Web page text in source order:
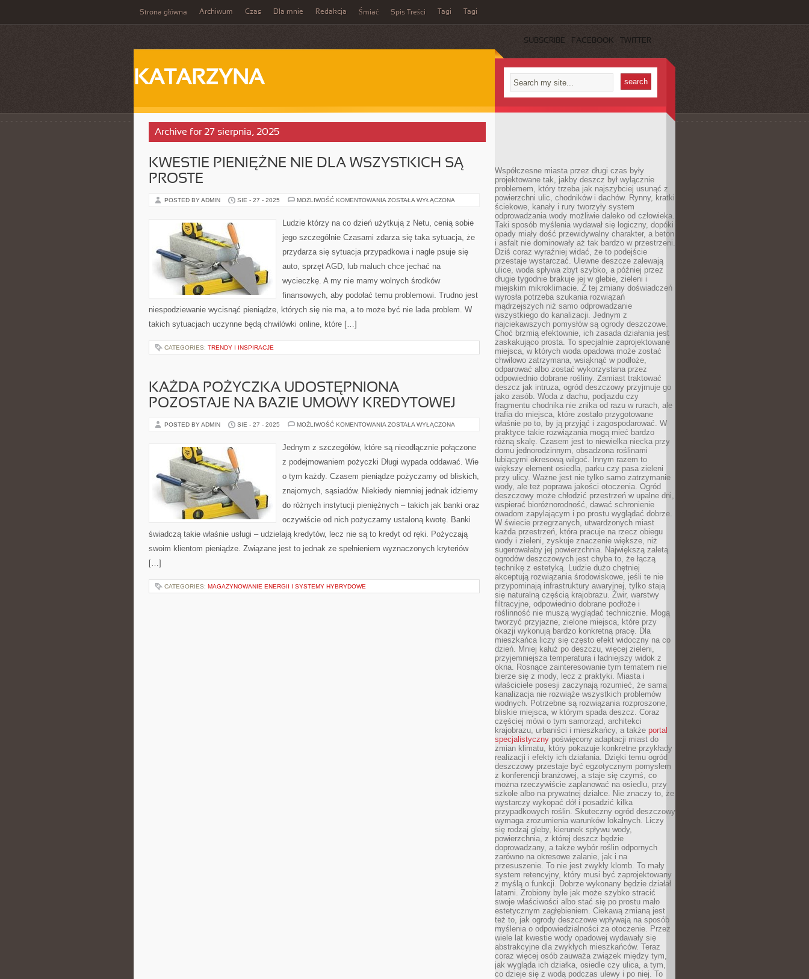
Strona główna Archiwum Czas Dla mnie Redakcja Śmiać Spis Treści Tagi Tagi
SUBSCRIBE FACEBOOK TWITTER
KATARZYNA
Archive for 27 sierpnia, 2025
KWESTIE PIENIĘŻNE NIE DLA WSZYSTKICH SĄ
PROSTE
POSTED BY ADMIN SIE - 27 - 2025 MOŻLIWOŚĆ KOMENTOWANIA KWESTIE
DLA
WSZYSTKICH
PROSTE
ZOSTAŁA WYŁĄCZONA
Ludzie którzy na co dzień użytkują z Netu, cenią sobie
jego szczególnie Czasami zdarza się taka sytuacja, że
przydarza się sytuacja przypadkowa i nagle psuje się
auto, sprzęt AGD, lub maluch chce jechać na
wycieczkę. A my nie mamy wolnych środków
finansowych, aby podołać temu problemowi. Trudno jest
niespodziewanie wycisnąć pieniądze, których się nie ma, a to może być nie lada problem. W
takich sytuacjach uczynne będą chwilówki online, które […]
CATEGORIES: TRENDY I INSPIRACJE
KAŻDA POŻYCZKA UDOSTĘPNIONA
POZOSTAJE NA BAZIE UMOWY KREDYTOWEJ
POSTED BY ADMIN SIE - 27 - 2025 MOŻLIWOŚĆ KOMENTOWANIA KAŻDA
POZOSTAJE
NA
UMOWY
ZOSTAŁA WYŁĄCZONA
Jednym z szczegółów, które są nieodłącznie połączone
z podejmowaniem pożyczki Długi wypada oddawać. Wie
o tym każdy. Czasem pieniądze pożyczamy od bliskich,
znajomych, sąsiadów. Niekiedy niemniej jednak idziemy
do różnych instytucji pieniężnych – takich jak banki oraz
oczywiście od nich pożyczamy ustaloną kwotę. Banki
świadczą takie właśnie usługi – udzielają kredytów, lecz nie są to kredyt od ręki. Pożyczają
swoim klientom pieniądze. Związane jest to jednak ze spełnieniem wyznaczonych kryteriów
[…]
CATEGORIES: MAGAZYNOWANIE ENERGII I SYSTEMY HYBRYDOWE
Współczesne miasta przez długi czas były
projektowane tak, jakby deszcz był wyłącznie
problemem, który trzeba jak najszybciej usunąć z
powierzchni ulic, chodników i dachów. Rynny, kratki
ściekowe, kanały i rury tworzyły system
odprowadzania wody możliwie daleko od człowieka.
Taki sposób myślenia wydawał się logiczny, dopóki
opady miały dość przewidywalny charakter, a beton
i asfalt nie dominowały aż tak bardzo w przestrzeni.
Dziś coraz wyraźniej widać, że to podejście
przestaje wystarczać. Ulewne deszcze zalewają
ulice, woda spływa zbyt szybko, a później przez
długie tygodnie brakuje jej w glebie, zieleni i
miejskim mikroklimacie. Z tej zmiany doświadczeń
wyrosła potrzeba szukania rozwiązań
mądrzejszych niż samo odprowadzanie
wszystkiego do kanalizacji. Jednym z
najciekawszych pomysłów są ogrody deszczowe.
Choć brzmią efektownie, ich zasada działania jest
zaskakująco prosta. To specjalnie zaprojektowane
miejsca, w których woda opadowa może zostać
chwilowo zatrzymana, wsiąknąć w podłoże,
odparować albo zostać wykorzystana przez
odpowiednio dobrane rośliny. Zamiast traktować
deszcz jak intruza, ogród deszczowy przyjmuje go
jako zasób. Woda z dachu, podjazdu czy
fragmentu chodnika nie znika od razu w rurach, ale
trafia do miejsca, które zostało przygotowane
właśnie po to, by ją przyjąć i zagospodarować. W
praktyce takie rozwiązania mogą mieć bardzo
różną skalę. Czasem jest to niewielka niecka przy
domu jednorodzinnym, obsadzona roślinami
lubiącymi okresową wilgoć. Innym razem to
większy element osiedla, parku czy pasa zieleni
przy ulicy. Ważne jest nie tylko samo zatrzymanie
wody, ale też poprawa jakości otoczenia. Ogród
deszczowy może chłodzić przestrzeń w upalne dni,
wspierać bioróżnorodność, dawać schronienie
owadom zapylającym i po prostu wyglądać dobrze.
W świecie przegrzanych, utwardzonych miast
każda przestrzeń, która pracuje na rzecz obiegu
wody i zieleni, zyskuje znaczenie większe, niż
sugerowałaby jej powierzchnia. Największą zaletą
ogrodów deszczowych jest chyba to, że łączą
technikę z estetyką. Ludzie dużo chętniej
akceptują rozwiązania środowiskowe, jeśli te nie
przypominają infrastruktury awaryjnej, tylko stają
się naturalną częścią krajobrazu. Żwir, warstwy
filtracyjne, odpowiednio dobrane podłoże i
roślinność nie muszą wyglądać technicznie. Mogą
tworzyć przyjazne, zielone miejsca, które przy
okazji wykonują bardzo konkretną pracę. Dla
mieszkańca liczy się często efekt widoczny na co
dzień. Mniej kałuż po deszczu, więcej zieleni,
przyjemniejsza temperatura i ładniejszy widok z
okna. Rosnące zainteresowanie tym tematem nie
bierze się z mody, lecz z praktyki. Miasta i
właściciele posesji zaczynają rozumieć, że sama
kanalizacja nie rozwiąże wszystkich problemów
wodnych. Potrzebne są rozwiązania rozproszone,
bliskie miejsca, w którym spada deszcz. Coraz
częściej mówi o tym samorząd, architekci
krajobrazu, urbaniści i mieszkańcy, a także portal
specjalistyczny poświęcony adaptacji miast do
zmian klimatu, który pokazuje konkretne przykłady
realizacji i efekty ich działania. Dzięki temu ogród
deszczowy przestaje być egzotycznym pomysłem
z konferencji branżowej, a staje się czymś, co
można rzeczywiście zaplanować na osiedlu, przy
szkole albo na prywatnej działce. Nie znaczy to, że
wystarczy wykopać dół i posadzić kilka
przypadkowych roślin. Skuteczny ogród deszczowy
wymaga zrozumienia warunków lokalnych. Liczy
się rodzaj gleby, kierunek spływu wody,
powierzchnia, z której deszcz będzie
doprowadzany, a także wybór roślin odpornych
zarówno na okresowe zalanie, jak i na
przesuszenie. To nie jest zwykły klomb. To mały
system retencyjny, który musi być zaprojektowany
z myślą o funkcji. Dobrze wykonany będzie działał
latami. Zrobiony byle jak może szybko stracić
swoje właściwości albo stać się po prostu mało
estetycznym zagłębieniem. Ciekawą zmianą jest
też to, jak ogrody deszczowe wpływają na sposób
myślenia o odpowiedzialności za otoczenie. Przez
wiele lat kwestie wody opadowej wydawały się
abstrakcyjne dla zwykłych mieszkańców. Teraz
coraz więcej osób zauważa związek między tym,
jak wygląda ich działka, osiedle czy ulica, a tym,
co dzieje się z wodą podczas ulewy i po niej. To